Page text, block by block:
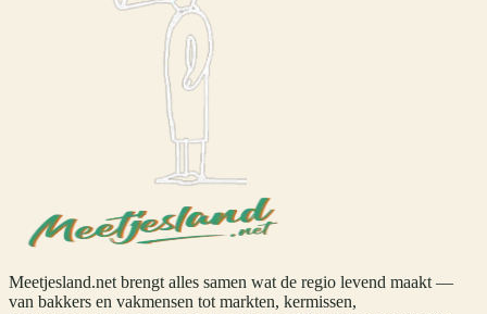
Meetjesland.net brengt alles samen wat de regio levend maakt —
van bakkers en vakmensen tot markten, kermissen,